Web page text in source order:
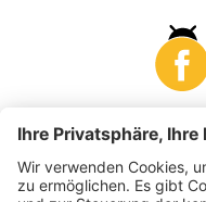
Business